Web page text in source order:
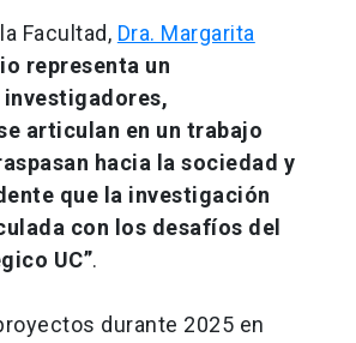
Facultad, Dra. Margarita
representa un
articulan en un trabajo
hacia la sociedad y
que la investigación
con los desafíos del
UC”.
durante 2025 en